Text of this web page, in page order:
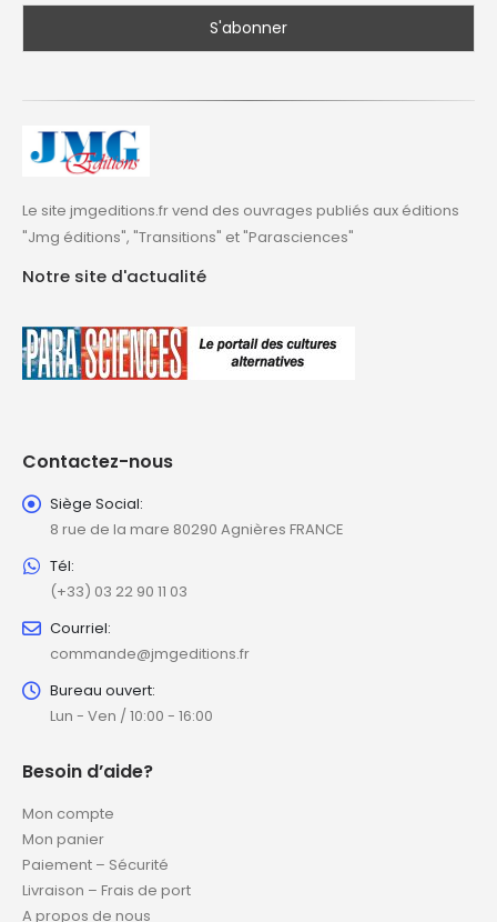
Le site jmgeditions.fr vend des ouvrages publiés aux éditions
"Jmg éditions", "Transitions" et "Parasciences"
Notre site d'actualité
Contactez-nous
Siège Social:
8 rue de la mare 80290 Agnières FRANCE
Tél:
(+33) 03 22 90 11 03
Courriel:
commande@jmgeditions.fr
Bureau ouvert:
Lun - Ven / 10:00 - 16:00
Besoin d’aide?
Mon compte
Mon panier
Paiement – Sécurité
Livraison – Frais de port
A propos de nous